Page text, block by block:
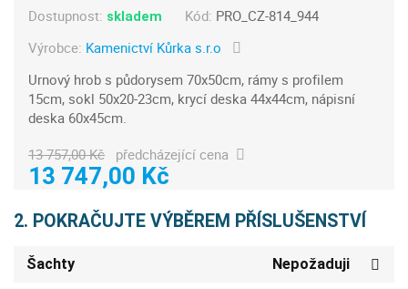
Dostupnost: skladem Kód: PRO_CZ-814_944
Výrobce: Kamenictví Kůrka s.r.o
Urnový hrob s půdorysem 70x50cm, rámy s profilem
15cm, sokl 50x20-23cm, krycí deska 44x44cm, nápisní
deska 60x45cm.
13 757,00 Kč předcházející cena
13 747,00 Kč
2. POKRAČUJTE VÝBĚREM PŘÍSLUŠENSTVÍ
Šachty Nepožaduji